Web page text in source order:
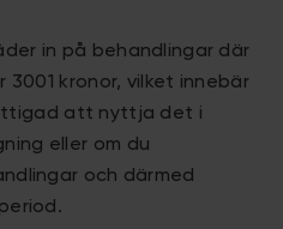
in på behandlingar där
kronor, vilket innebär
att nyttja det i
eller om du
och därmed